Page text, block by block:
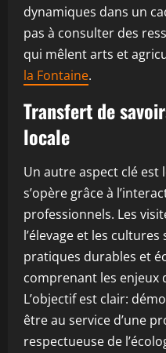
dynamiques dans un
pas à consulter des
qui mêlent arts et
la Fontaine.
Transfert de
locale
Un autre aspect clé
s’opère grâce à
professionnels. Les
l’élevage et les
pratiques durables et
comprenant les enjeux
L’objectif est clair:
être au service d’une
respectueuse de